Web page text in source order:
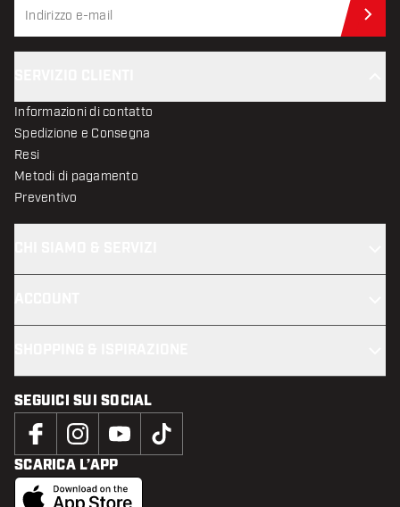
Informazioni di contatto
Spedizione e Consegna
Resi
Metodi di pagamento
Preventivo
SEGUICI SUI SOCIAL
SCARICA L’APP